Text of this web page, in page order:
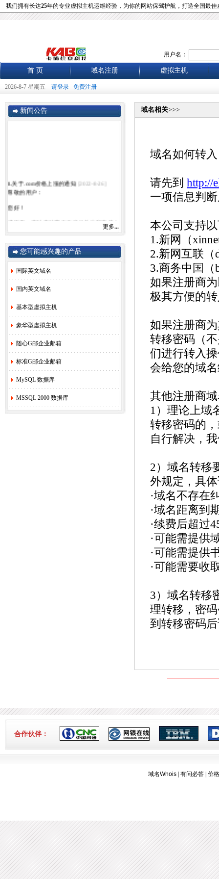
我们拥有长达25年的专业虚拟主机运维经验，为你的网站保驾护航，打造全国最佳
用户名：
首 页 域名注册 虚拟主机
2026-8-7 星期五 请登录 免费注册
新闻公告
1.关于.com价格上涨的通知 [2022-8-26]
尊敬的用户：
您好！
感谢您一直以来对赛友在线的关注和支持！
由于注册局成本上涨，我司将于2022年9月1
日开始对.com后缀域名注册和续费价格进行
调整。
.com注册首年以及续费上涨幅度5元/每年，
详情参考赛友在线域名价格总览。
如果您需要使用，管理以上业务，敬请您提
赛友在线
2022年08月26日
关于《全面实行域名实名制》的紧急通
知！ [2022-6-23]
3. 关于.com价格调整的通知
4. 香港独享服务器69硬件升级通知！ [2020-
3-24]
11-27]
6.国际域名(.COM)续费价格调整通知 [2019-
更多...
您可能感兴趣的产品
国际英文域名
国内英文域名
基本型虚拟主机
豪华型虚拟主机
随心G邮企业邮箱
标准G邮企业邮箱
MySQL 数据库
MSSQL 2000 数据库
域名相关>>>
域名如何转
请先到 http://
一项信息判
本公司支持
1.新网（
2.新网互联（
3.商务中国（
如果注册商
极其方便的
如果注册商
转移密码（
们进行转入
会给您的域
其他注册商
1）理论上域
转移密码的
自行解决，
2）域名转移
外规定，具
·域名不存在
·域名距离到
·续费后超过
·可能需提供
·可能需提供
·可能需要收
3）域名转移
理转移，密
到转移密码
合作伙伴：
域名Whois 有问必答 价